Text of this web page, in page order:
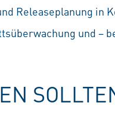
Releaseplanung in
und –